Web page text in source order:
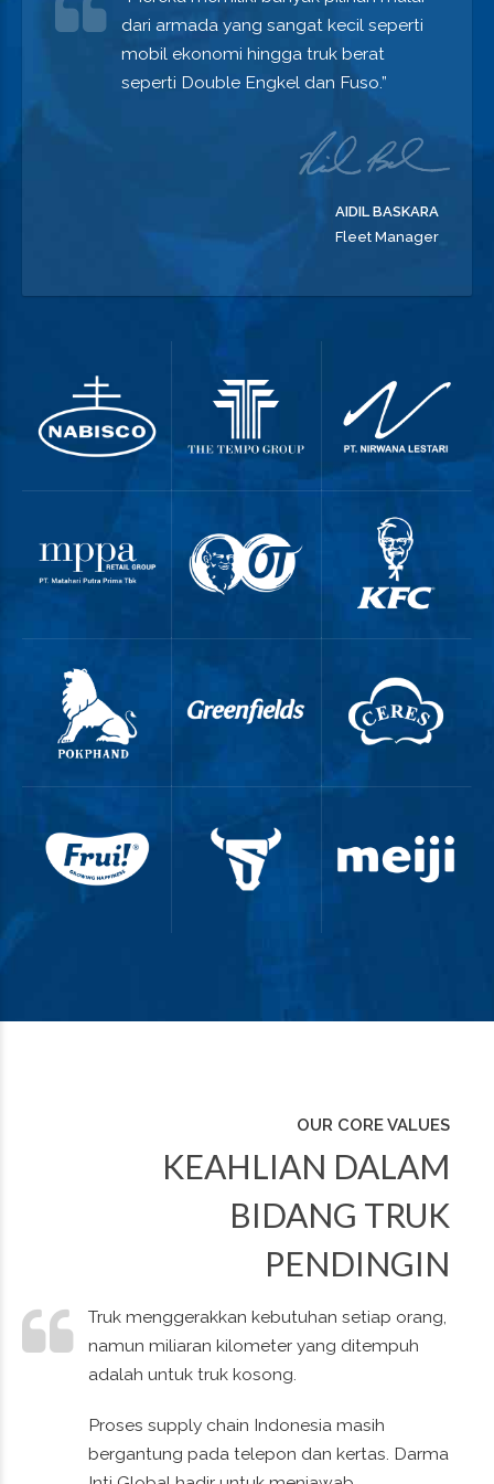
dari armada yang sangat kecil seperti
mobil ekonomi hingga truk berat
seperti Double Engkel dan Fuso.”
AIDIL BASKARA
Fleet Manager
OUR CORE VALUES
KEAHLIAN DALAM
BIDANG TRUK
PENDINGIN
Truk menggerakkan kebutuhan setiap orang,
namun miliaran kilometer yang ditempuh
adalah untuk truk kosong.
Proses supply chain Indonesia masih
bergantung pada telepon dan kertas. Darma
0
1
0
1
0
11